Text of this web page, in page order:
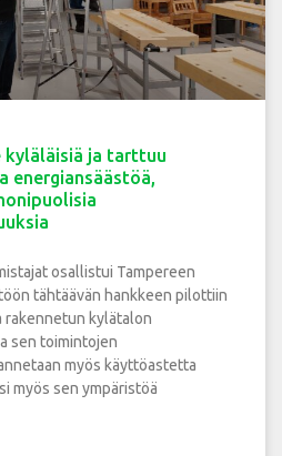
kyläläisiä ja tarttuu
energiansäästöä,
osallistui Tampereen
tähtäävän hankkeen pilottiin
rakennetun kylätalon
sen toimintojen
myös käyttöastetta
myös sen ympäristöä